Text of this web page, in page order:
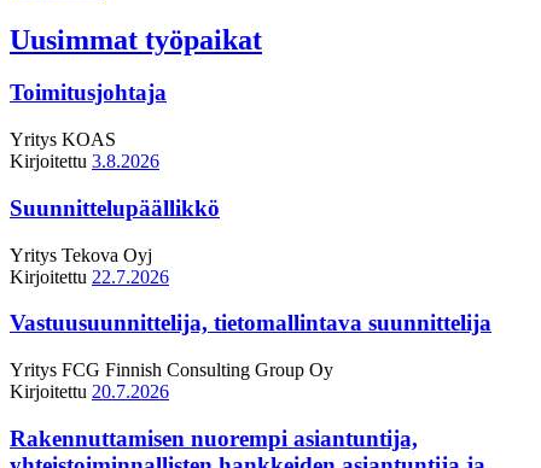
Uusimmat työpaikat
Toimitusjohtaja
Yritys KOAS
Kirjoitettu 3.8.2026
Suunnittelupäällikkö
Yritys Tekova Oyj
Kirjoitettu 22.7.2026
Vastuusuunnittelija, tietomallintava suunnittelija
Yritys FCG Finnish Consulting Group Oy
Kirjoitettu 20.7.2026
Rakennuttamisen nuorempi asiantuntija,